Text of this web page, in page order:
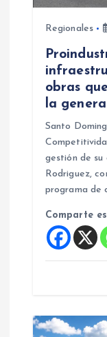
Regionales
obras
la
Santo
gestión de
Rodriguez,
programa de
Comparte